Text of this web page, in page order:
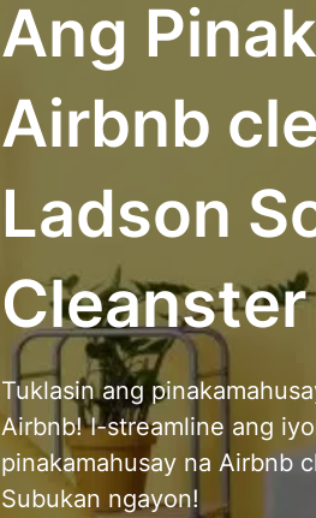
Ang
Airbnb
Ladson
Cleanster
Tuklasin ang
Airbnb! I-streamline ang
pinakamahusay na Airbnb
Subukan ngayon!